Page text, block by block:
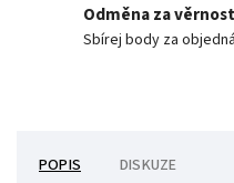
Odměna za věrnost
Sbírej body za
POPIS DISKUZE